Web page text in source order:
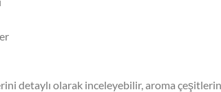
detaylı olarak inceleyebilir, aroma